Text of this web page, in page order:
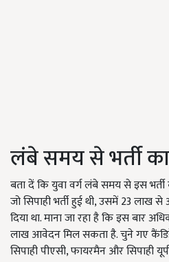
लंबे समय से भर्ती
बता दें कि युवा वर्ग लंबे समय से इस
जो सिपाही भर्ती हुई थी, उसमें 23 लाख
दिया था. माना जा रहा है कि इस बार
लाख आवेदन मिल सकता है. चुने गए
सिपाही पीएसी, फायरमैन और